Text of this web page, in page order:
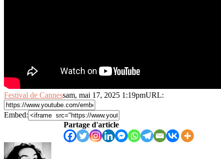
Festival de Cannessam, mai 17, 2025 1:19pmURL:
Embed:
Partage d'article